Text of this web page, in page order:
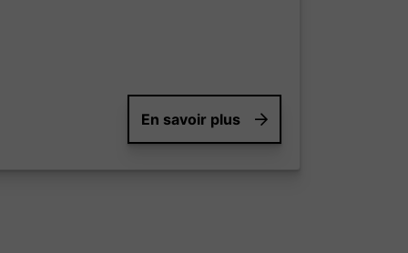
En savoir plus